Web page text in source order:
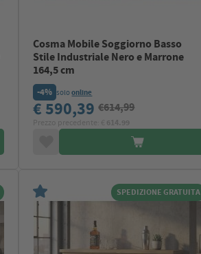
Cosma Mobile Soggiorno Basso
Stile Industriale Nero e Marrone
164,5 cm
-4% soloonline
€ 590,39€614,99
SPEDIZIONE GRATUITA